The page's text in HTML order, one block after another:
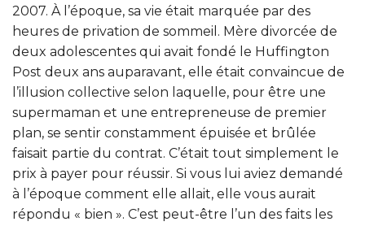
2007. À l’époque, sa vie était marquée par des
heures de privation de sommeil. Mère divorcée de
deux adolescentes qui avait fondé le Huffington
Post deux ans auparavant, elle était convaincue de
l’illusion collective selon laquelle, pour être une
supermaman et une entrepreneuse de premier
plan, se sentir constamment épuisée et brûlée
faisait partie du contrat. C’était tout simplement le
prix à payer pour réussir. Si vous lui aviez demandé
à l’époque comment elle allait, elle vous aurait
répondu « bien ». C’est peut-être l’un des faits les